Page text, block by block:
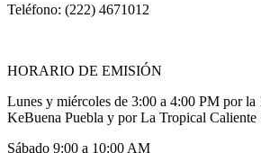
Teléfono: (222) 4671012
HORARIO DE EMISIÓN
Lunes y miércoles de 3:00 a 4:00 PM por
KeBuena Puebla y por La Tropical
Sábado 9:00 a 10:00 AM